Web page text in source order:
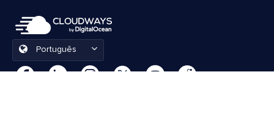
Português